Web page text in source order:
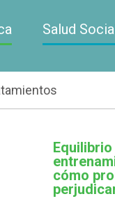
Salud
cómo